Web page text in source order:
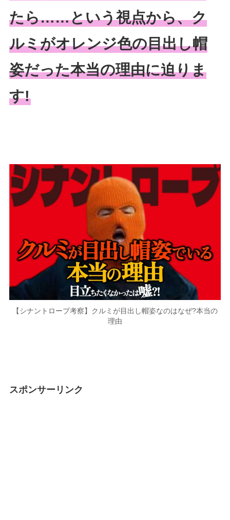
たら……という視点から、ク
ルミがオレンジ色の目出し帽
姿だった本当の理由に迫りま
す!
【シナントロープ考察】クルミが目出し帽姿なのはなぜ?本当の
理由
スポンサーリンク